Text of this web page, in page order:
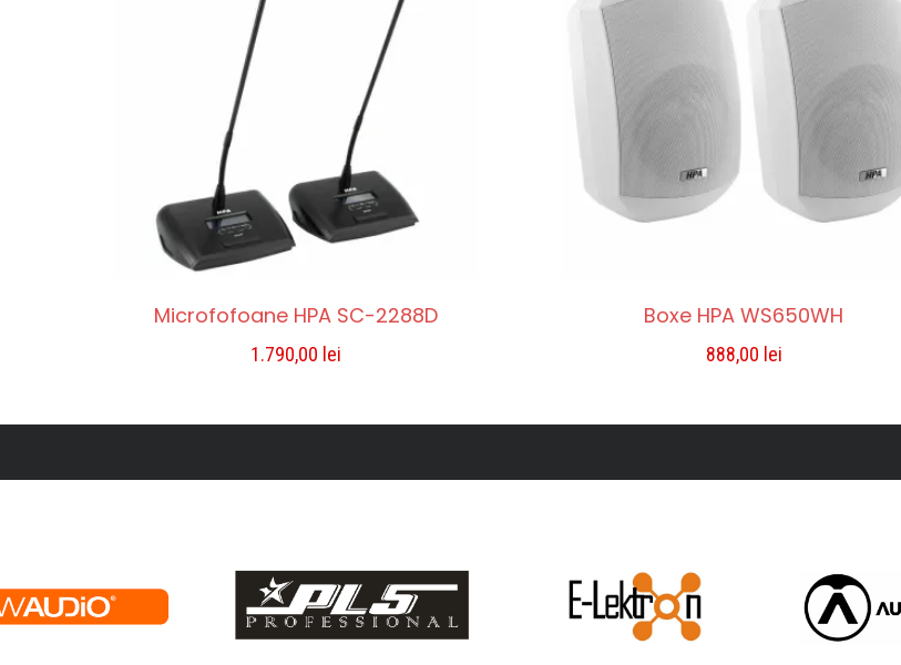
Microfofoane HPA SC-2288D
1.790,00 lei
ADAUGĂ ÎN COȘ
Compara Lista De Dorințe
Boxe HPA WS650WH
888,00 lei
ADAUGĂ ÎN COȘ
Compara Lista De Dorințe